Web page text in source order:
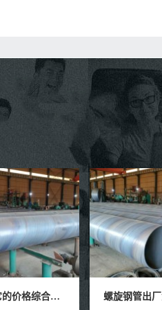
螺旋钢管出厂测试前做哪些检测结果？